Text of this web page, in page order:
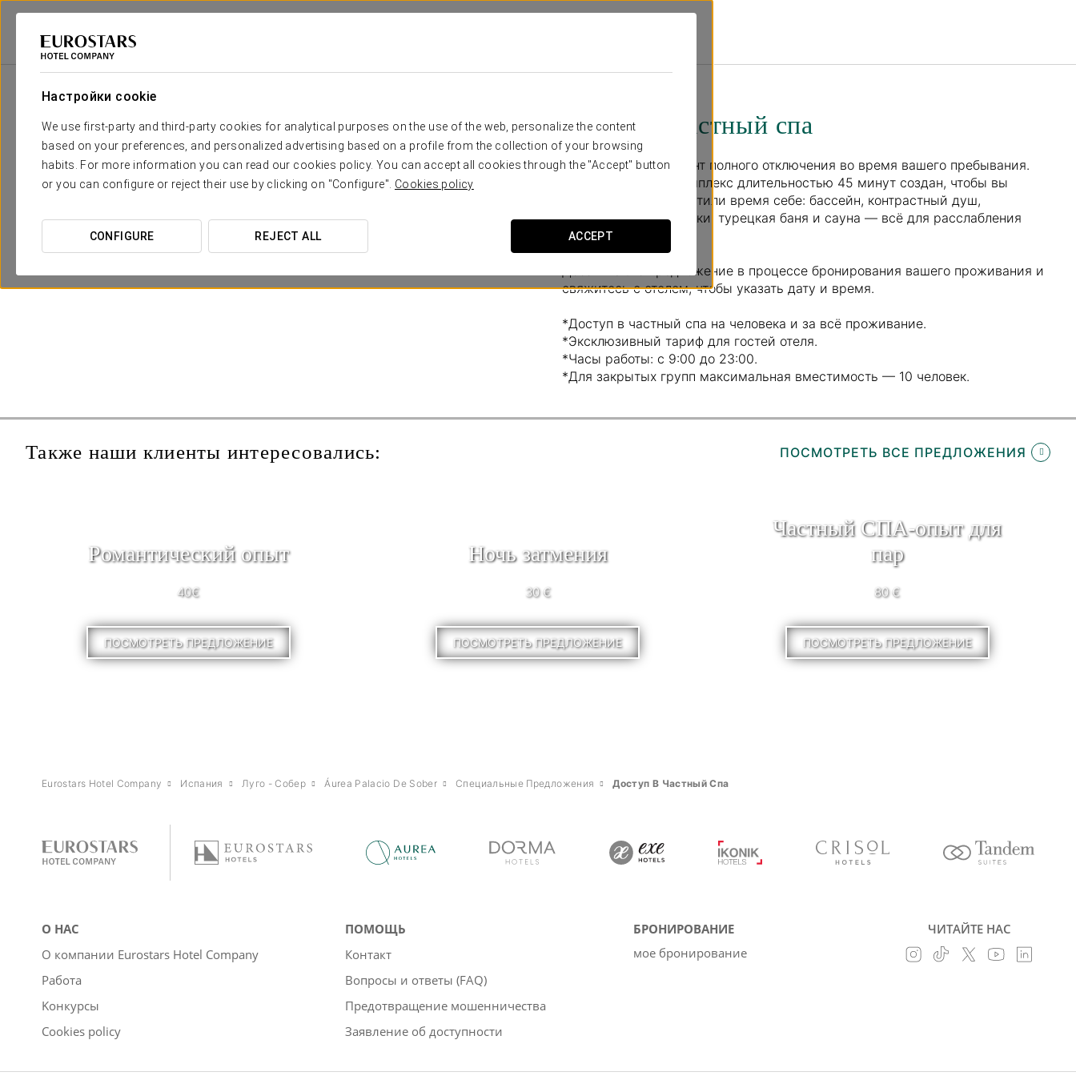
Настройки cookie
We use first-party and third-party cookies for analytical purposes on the use of the web, personalize the content
based on your preferences, and personalized advertising based on a profile from the collection of your browsing
habits. For more information you can read our cookies policy. You can accept all cookies through the "Accept" button
or you can configure or reject their use by clicking on "Configure". Cookies policy
CONFIGURE REJECT ALL ACCEPT
Eurostars Hotel Company
Доступ в частный спа
Подарите себе момент полного отключения во время вашего пребывания.
Наш термальный комплекс длительностью 45 минут создан, чтобы вы
замедлились и посвятили время себе: бассейн, контрастный душ,
подогреваемые лежаки, турецкая баня и сауна — всё для расслабления
тела и разума.
Добавьте это предложение в процессе бронирования вашего проживания и
свяжитесь с отелем, чтобы указать дату и время.
*Доступ в частный спа на человека и за всё проживание.
*Эксклюзивный тариф для гостей отеля.
*Часы работы: с 9:00 до 23:00.
*Для закрытых групп максимальная вместимость — 10 человек.
Также наши клиенты интересовались: ПОСМОТРЕТЬ ВСЕ ПРЕДЛОЖЕНИЯ
Pомантический опыт
40€
ПОСМОТРЕТЬ ПРЕДЛОЖЕНИЕ
Ночь затмения
30 €
ПОСМОТРЕТЬ ПРЕДЛОЖЕНИЕ
Частный СПА-опыт для
пар
80 €
ПОСМОТРЕТЬ ПРЕДЛОЖЕНИЕ
Eurostars Hotel Company Испания Луго - Собер Áurea Palacio De Sober Специальные Предложения Доступ В Частный Спа
О НАС
О компании Eurostars Hotel Company
Работа
Kонкурсы
Cookies policy
ПОМОЩЬ
Контакт
Вопросы и ответы (FAQ)
Предотвращение мошенничества
Заявление об доступности
БРОНИРОВАНИЕ
мое бронирование
ЧИТАЙТЕ НАС